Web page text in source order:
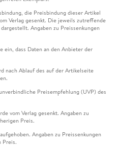
die Preisbindung dieser Artikel
Verlag gesenkt. Die jeweils zutreffende
Angaben zu Preissenkungen
dass Daten an den Anbieter der
nach Ablauf des auf der Artikelseite
Preisempfehlung (UVP) des
vom Verlag gesenkt. Angaben zu
Preis.
Angaben zu Preissenkungen
Preis.